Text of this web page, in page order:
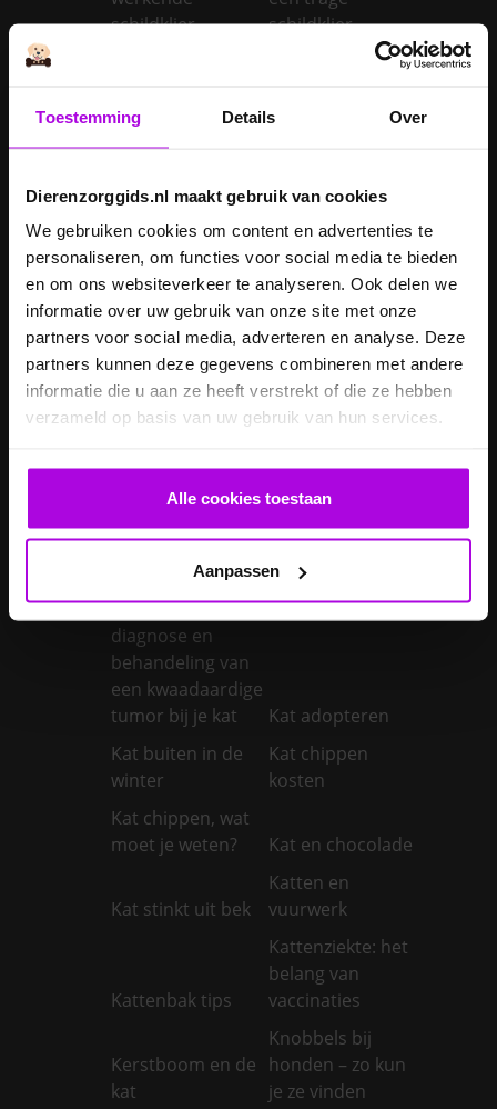
Toestemming Details Over
Dierenzorggids.nl maakt gebruik van cookies
We gebruiken cookies om content en advertenties te
personaliseren, om functies voor social media te bieden
en om ons websiteverkeer te analyseren. Ook delen we
informatie over uw gebruik van onze site met onze
partners voor social media, adverteren en analyse. Deze
partners kunnen deze gegevens combineren met andere
informatie die u aan ze heeft verstrekt of die ze hebben
verzameld op basis van uw gebruik van hun services.
Alle cookies toestaan
Aanpassen
schildklier
schildklier
Inentingen hond
Is een kerstboom
honden?
geopereerd – wat
kan je
verwachten?
Je kat naar een
pension brengen
Je kat wordt
geopereerd – wat
kan je
verwachten?
Je kater laten
castreren
vaccineren
Kanker bij honden
Kanker bij katten:
symptomen,
diagnose en
behandeling van
een kwaadaardige
tumor bij je kat
Kat adopteren
Kat buiten in de
winter
Kat chippen
kosten
Kat chippen, wat
moet je weten?
Kat en chocolade
Kat stinkt uit bek
Katten en
vuurwerk
Kattenbak tips
Kattenziekte: het
belang van
vaccinaties
Kerstboom en de
kat
Knobbels bij
honden – zo kun
je ze vinden